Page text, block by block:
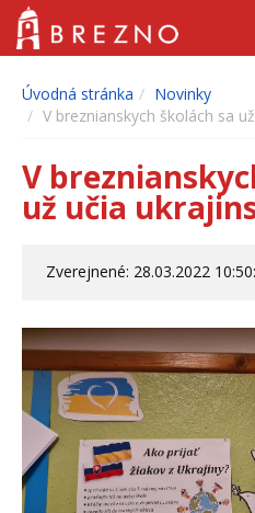
Úvodná stránka
Novinky
V breznianskych školách sa
V
už učia
Zverejnené: 28.03.2022